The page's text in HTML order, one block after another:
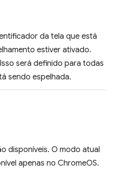
da tela que está
estiver ativado.
será definido para todas
sendo espelhada.
disponíveis. O modo atual
apenas no ChromeOS.